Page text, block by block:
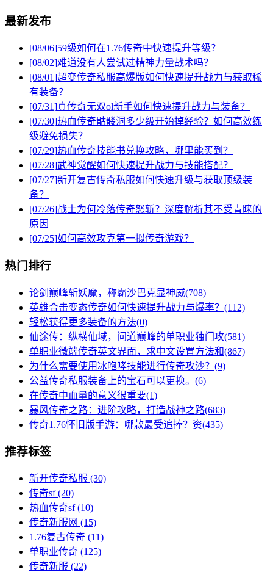
最新发布
[08/06]59级如何在1.76传奇中快速提升等级？
[08/02]难道没有人尝试过精神力量战术吗？
[08/01]超变传奇私服高爆版如何快速提升战力与获取稀
有装备？
[07/31]真传奇无双ol新手如何快速提升战力与装备？
[07/30]热血传奇骷髅洞多少级开始掉经验？如何高效练
级避免损失？
[07/29]热血传奇技能书兑换攻略，哪里能买到？
[07/28]武神觉醒如何快速提升战力与技能搭配？
[07/27]新开复古传奇私服如何快速升级与获取顶级装
备？
[07/26]战士为何冷落传奇怒斩？深度解析其不受青睐的
原因
[07/25]如何高效攻克第一拟传奇游戏？
热门排行
论剑巅峰斩妖魔，称霸沙巴克显神威(708)
英雄合击变态传奇如何快速提升战力与爆率？(112)
轻松获得更多装备的方法(0)
仙途传：纵横仙域，问道巅峰的单职业独门攻(581)
单职业微端传奇英文界面，求中文设置方法和(867)
为什么需要使用冰咆哮技能进行传奇攻沙？(9)
公益传奇私服装备上的宝石可以更换。(6)
在传奇中血量的意义很重要(1)
暴风传奇之路：进阶攻略，打造战神之路(683)
传奇1.76怀旧版手游：哪款最受追捧？资(435)
推荐标签
新开传奇私服 (30)
传奇sf(20)
热血传奇sf(10)
传奇新服网 (15)
1.76复古传奇 (11)
单职业传奇 (125)
传奇新服 (22)